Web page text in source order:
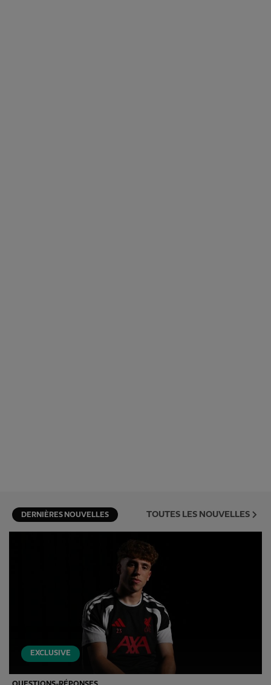
DERNIÈRES NOUVELLES TOUTES LES NOUVELLES
EXCLUSIVE